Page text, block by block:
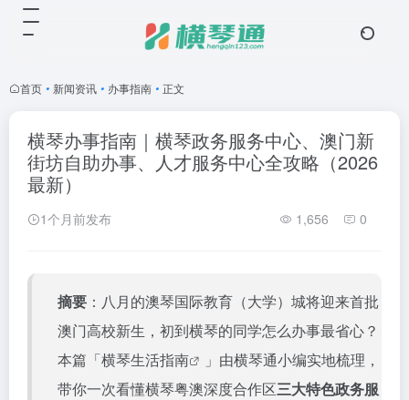
首页 • 新闻资讯 • 办事指南 • 正文
横琴办事指南｜横琴政务服务中心、澳门新
街坊自助办事、人才服务中心全攻略（2026
最新）
1个月前发布 1,656 0
摘要 ：八月的澳琴国际教育（大学）城将迎来首批
澳门高校新生，初到横琴的同学怎么办事最省心？
本篇「横琴生活指南
」由横琴通小编实地梳理，
带你一次看懂横琴粤澳深度合作区三大特色政务服